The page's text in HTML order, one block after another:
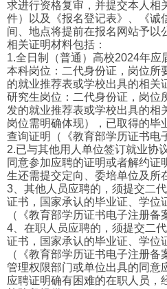
求进行资格复审，并提交本人相
件）以及《报名登记表》、《诚
间、地点将提前在报名网站予以
相关证明材料包括：
1.全日制（普通）高校2024年应
本科岗位：二代身份证，岗位所
的就业推荐表或学校出具的相关
研究生岗位：二代身份证，岗位
发的就业推荐表或学校出具的相
岗位需明确体现），已取得的毕
查询证明（《教育部学历证书电
2.已与其他用人单位签订就业协
同意参加应聘的证明或者解约证
生还需提交定向、委培单位及所
3、其他人员应聘的，须提交二
证书，国家承认的毕业证、学位
（《教育部学历证书电子注册备
4、在职人员应聘的，须提交二
证书，国家承认的毕业证、学位
（《教育部学历证书电子注册备
管理权限部门或单位出具的同意
应聘证明确有困难的在职人员，